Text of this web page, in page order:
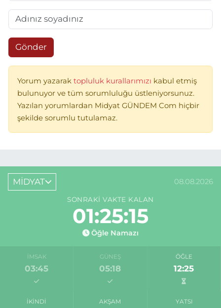
Gönder
Yorum yazarak topluluk kurallarımızı kabul etmiş
bulunuyor ve tüm sorumluluğu üstleniyorsunuz.
Yazılan yorumlardan Midyat GÜNDEM Com hiçbir
şekilde sorumlu tutulamaz.
MİDYAT 08.08.2026
SONRAKI VAKTE KALAN
01:25:15
Öğle Namazı
İMSAK
03:45
GÜNEŞ
05:18
ÖĞLE
12:25
İKINDI AKŞAM YATSI